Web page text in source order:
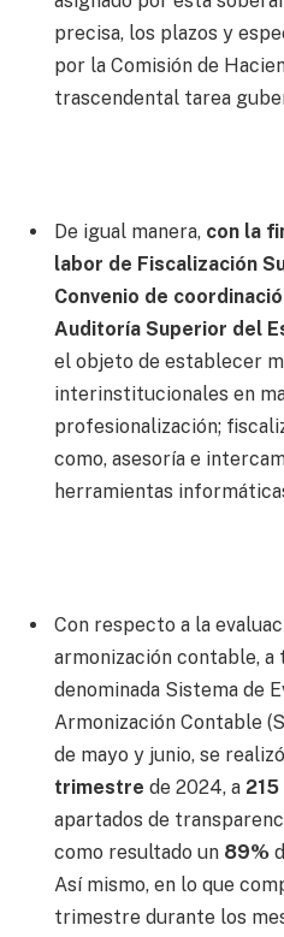
precisa, los plazos y
por la Comisión de
trascendental tarea
De igual manera, con la
labor de Fiscalización
Convenio de
Auditoría Superior del
el objeto de establecer
interinstitucionales en
profesionalización;
como, asesoría e
herramientas
Con respecto a la
armonización contable,
denominada Sistema de
Armonización Contable
de mayo y junio, se
trimestre de 2024, a 215
apartados de
como resultado un 89%
Así mismo, en lo que
trimestre durante los